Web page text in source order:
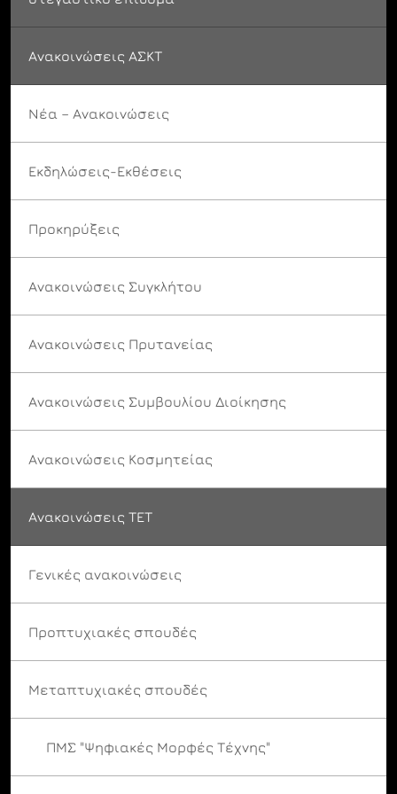
Ανακοινώσεις ΑΣΚΤ
Νέα – Ανακοινώσεις
Εκδηλώσεις-Εκθέσεις
Προκηρύξεις
Ανακοινώσεις Συγκλήτου
Ανακοινώσεις Πρυτανείας
Ανακοινώσεις Συμβουλίου Διοίκησης
Ανακοινώσεις Κοσμητείας
Ανακοινώσεις ΤΕΤ
Γενικές ανακοινώσεις
Προπτυχιακές σπουδές
Μεταπτυχιακές σπουδές
ΠΜΣ "Ψηφιακές Μορφές Τέχνης"